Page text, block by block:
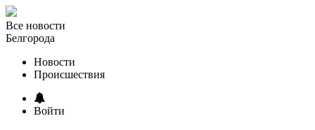
Все новости
Белгорода
Новости
Происшествия
Войти